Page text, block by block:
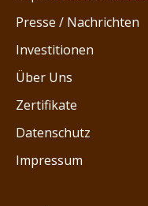
Presse / Nachrichten
Investitionen
Über Uns
Zertifikate
Datenschutz
Impressum